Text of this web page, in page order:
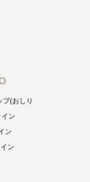
プ(おしり
ン
ン
ン